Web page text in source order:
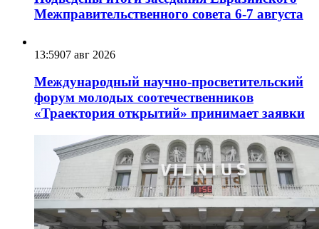
Межправительственного совета 6-7 августа
13:5907 авг 2026
Международный научно-просветительский
форум молодых соотечественников
«Траектория открытий» принимает заявки